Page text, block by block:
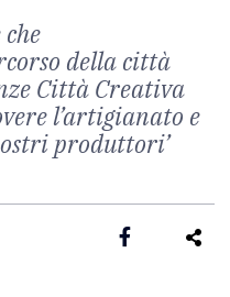
della città
Città Creativa
l’artigianato e
produttori’